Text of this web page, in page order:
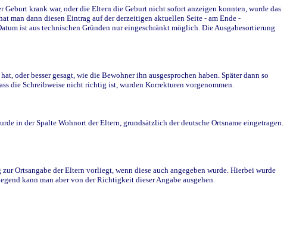
krank war, oder die Eltern die Geburt nicht sofort anzeigen konnten, wurde das
man dann diesen Eintrag auf der derzeitigen aktuellen Seite - am Ende -
ist aus technischen Gründen nur eingeschränkt möglich. Die Ausgabesortierung
oder besser gesagt, wie die Bewohner ihn ausgesprochen haben. Später dann so
die Schreibweise nicht richtig ist, wurden Korrekturen vorgenommen.
in der Spalte Wohnort der Eltern, grundsätzlich der deutsche Ortsname eingetragen.
Ortsangabe der Eltern vorliegt, wenn diese auch angegeben wurde. Hierbei wurde
kann man aber von der Richtigkeit dieser Angabe ausgehen.